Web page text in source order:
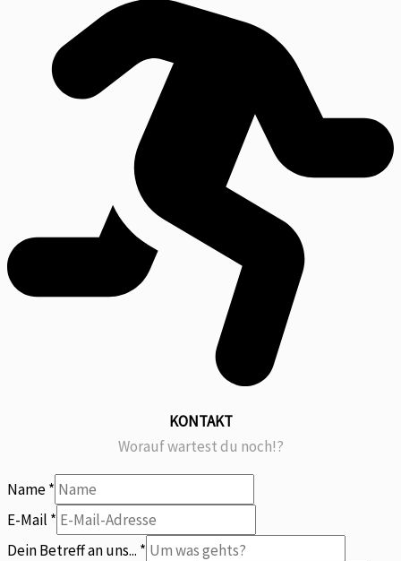
KONTAKT
Worauf wartest du noch!?
Name*
Name
mitteilen?
E-Mail *
Dein Betreff an uns... *